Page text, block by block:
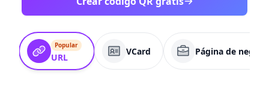
Popular
URL
VCard Página de